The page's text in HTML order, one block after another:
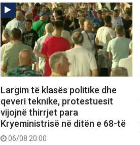
Largim të klasës politike dhe
qeveri teknike, protestuesit
vijojnë thirrjet para
Kryeministrisë në ditën e 68-të
06/08 20:00